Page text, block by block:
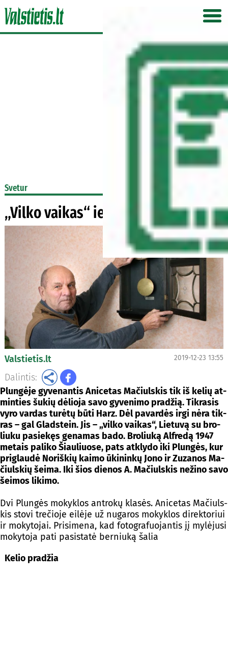
Svetur
„Vilko vaikas“ ieško praeities
Valstietis.lt 2019-12-23 13:55
Dalintis:
Plun­gė­je gy­ve­nan­tis Ani­ce­tas Ma­čiuls­kis tik iš ke­lių at­
min­ties šu­kių dė­lio­ja sa­vo gy­ve­ni­mo pra­džią. Tik­ra­sis
vy­ro var­das tu­rė­tų bū­ti Harz. Dėl pa­var­dės ir­gi nė­ra tik­
ras – gal Glads­tein. Jis – „vil­ko vai­kas“, Lie­tu­vą su bro­
liu­ku pa­sie­kęs ge­na­mas ba­do. Bro­liu­ką Alf­re­dą 1947
me­tais pa­li­ko Šiau­liuo­se, pa­ts at­kly­do iki Plun­gės, kur
pri­glau­dė No­riš­kių kai­mo ūki­nin­kų Jo­no ir Zu­za­nos Ma­
čiuls­kių šei­ma. Iki šios die­nos A. Ma­čiuls­kis ne­ži­no sa­vo
šei­mos li­ki­mo.
Dvi Plun­gės mo­kyk­los ant­ro­kų kla­sės. Ani­ce­tas Ma­čiuls­
kis sto­vi tre­čio­je ei­lė­je už nu­ga­ros mo­kyk­los di­rek­to­riui
ir mo­ky­to­jai. Pri­si­me­na, kad fo­tog­ra­fuo­jan­tis jį my­lė­ju­si
mo­ky­to­ja pa­ti pa­si­sta­tė ber­niu­ką ša­lia
Ke­lio pra­džia